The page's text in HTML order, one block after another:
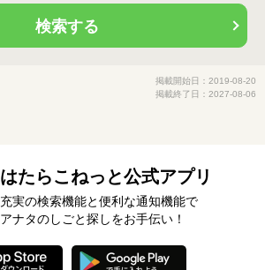
検索する
掲載開始日：2019-08-20
掲載終了日：2027-08-06
はたらこねっと公式アプリ
充実の検索機能と便利な通知機能で
アナタのしごと探しをお手伝い！